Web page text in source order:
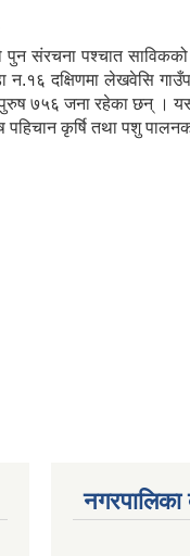
संरचना पश्चात
न.१६ दक्षिणमा लेखवेसि
७५६ जना रहेका छन् ।
कृर्षि तथा पशु
नगरपालिका